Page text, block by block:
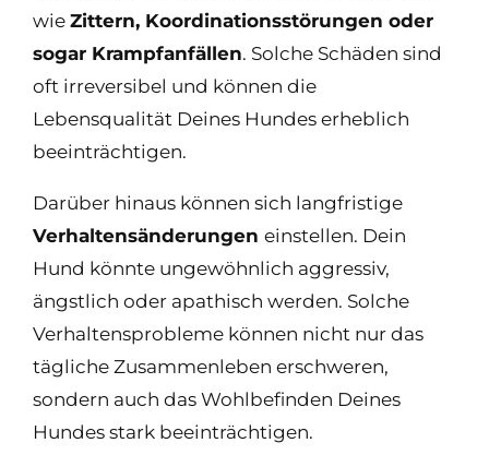
wie Zittern, Koordinationsstörungen oder
sogar Krampfanfällen. Solche Schäden sind
oft irreversibel und können die
Lebensqualität Deines Hundes erheblich
beeinträchtigen.
Darüber hinaus können sich langfristige
Verhaltensänderungen einstellen. Dein
Hund könnte ungewöhnlich aggressiv,
ängstlich oder apathisch werden. Solche
Verhaltensprobleme können nicht nur das
tägliche Zusammenleben erschweren,
sondern auch das Wohlbefinden Deines
Hundes stark beeinträchtigen.